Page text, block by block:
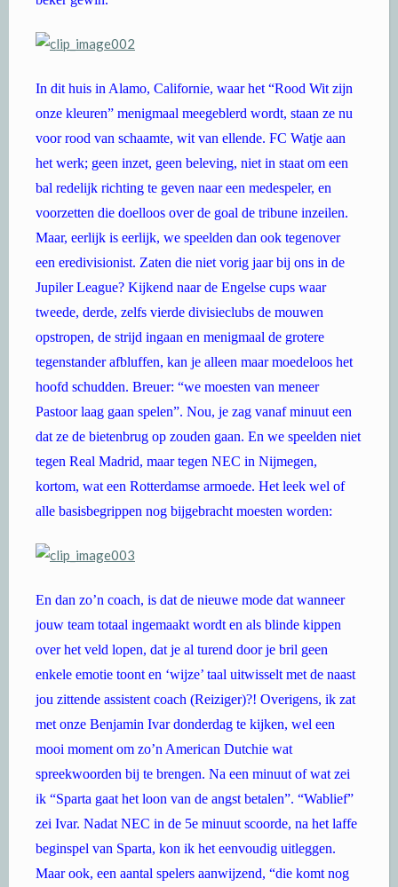
In dit huis in Alamo, Californie, waar het “Rood Wit zijn
onze kleuren” menigmaal meegeblerd wordt, staan ze nu
voor rood van schaamte, wit van ellende. FC Watje aan
het werk; geen inzet, geen beleving, niet in staat om een
bal redelijk richting te geven naar een medespeler, en
voorzetten die doelloos over de goal de tribune inzeilen.
Maar, eerlijk is eerlijk, we speelden dan ook tegenover
een eredivisionist. Zaten die niet vorig jaar bij ons in de
Jupiler League? Kijkend naar de Engelse cups waar
tweede, derde, zelfs vierde divisieclubs de mouwen
opstropen, de strijd ingaan en menigmaal de grotere
tegenstander afbluffen, kan je alleen maar moedeloos het
hoofd schudden. Breuer: “we moesten van meneer
Pastoor laag gaan spelen”. Nou, je zag vanaf minuut een
dat ze de bietenbrug op zouden gaan. En we speelden niet
tegen Real Madrid, maar tegen NEC in Nijmegen,
kortom, wat een Rotterdamse armoede. Het leek wel of
alle basisbegrippen nog bijgebracht moesten worden:
En dan zo’n coach, is dat de nieuwe mode dat wanneer
jouw team totaal ingemaakt wordt en als blinde kippen
over het veld lopen, dat je al turend door je bril geen
enkele emotie toont en ‘wijze’ taal uitwisselt met de naast
jou zittende assistent coach (Reiziger)?! Overigens, ik zat
met onze Benjamin Ivar donderdag te kijken, wel een
mooi moment om zo’n American Dutchie wat
spreekwoorden bij te brengen. Na een minuut of wat zei
ik “Sparta gaat het loon van de angst betalen”. “Wablief”
zei Ivar. Nadat NEC in de 5e minuut scoorde, na het laffe
beginspel van Sparta, kon ik het eenvoudig uitleggen.
Maar ook, een aantal spelers aanwijzend, “die komt nog